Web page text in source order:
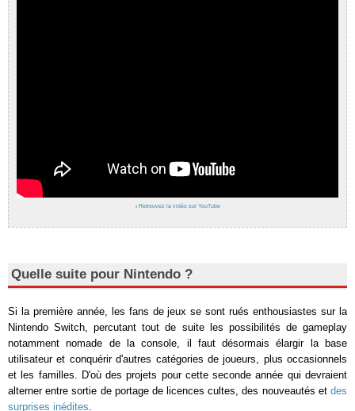
› Retrouvez la vidéo sur YouTube
Quelle suite pour Nintendo ?
Si la première année, les fans de jeux se sont rués enthousiastes sur la
Nintendo Switch, percutant tout de suite les possibilités de gameplay
notamment nomade de la console, il faut désormais élargir la base
utilisateur et conquérir d'autres catégories de joueurs, plus occasionnels
et les familles. D'où des projets pour cette seconde année qui devraient
alterner entre sortie de portage de licences cultes, des nouveautés et des
surprises inédites